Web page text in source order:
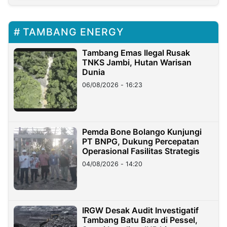
TAMBANG ENERGY
Tambang Emas Ilegal Rusak
TNKS Jambi, Hutan Warisan
Dunia
06/08/2026 - 16:23
Pemda Bone Bolango Kunjungi
PT BNPG, Dukung Percepatan
Operasional Fasilitas Strategis
04/08/2026 - 14:20
IRGW Desak Audit Investigatif
Tambang Batu Bara di Pessel,